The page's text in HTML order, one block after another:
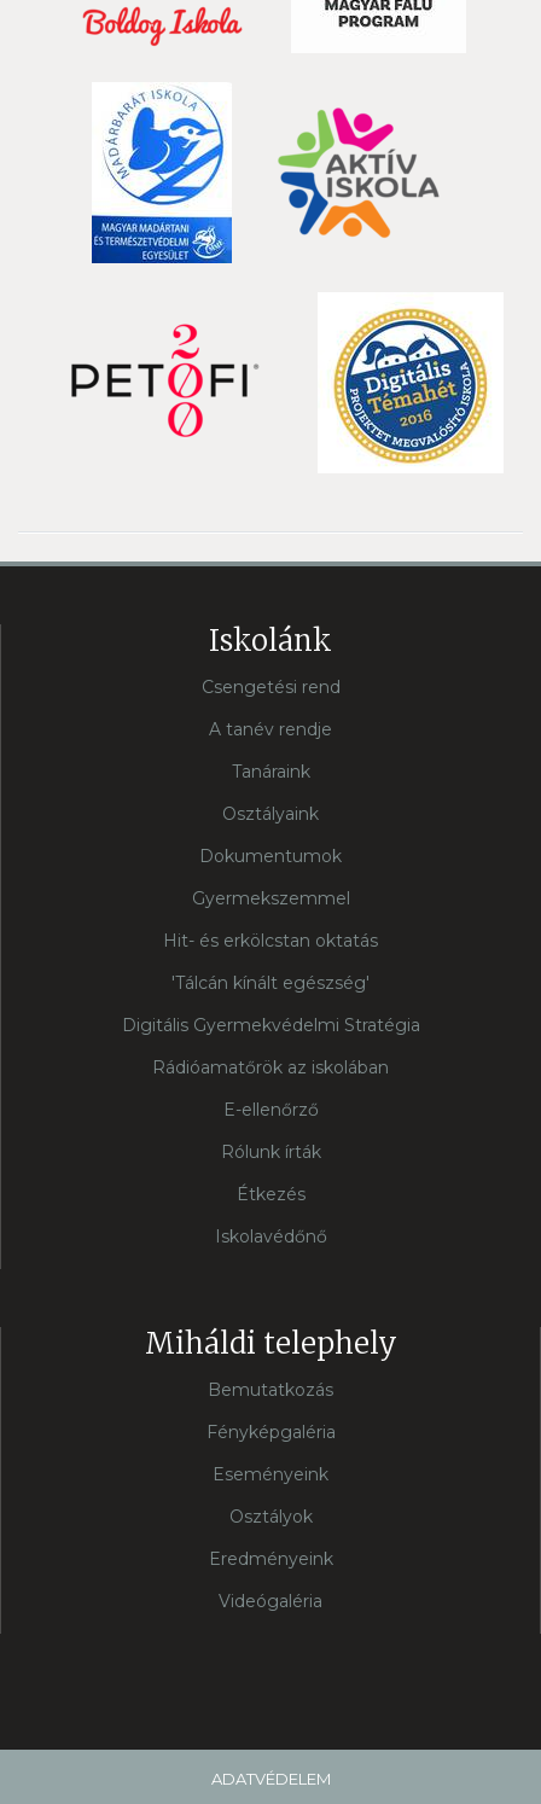
Iskolánk
Csengetési rend
A tanév rendje
Tanáraink
Osztályaink
Dokumentumok
Gyermekszemmel
Hit- és erkölcstan oktatás
'Tálcán kínált egészség'
Digitális Gyermekvédelmi Stratégia
Rádióamatőrök az iskolában
E-ellenőrző
Rólunk írták
Étkezés
Iskolavédőnő
Miháldi telephely
Bemutatkozás
Fényképgaléria
Eseményeink
Osztályok
Eredményeink
Videógaléria
ADATVÉDELEM